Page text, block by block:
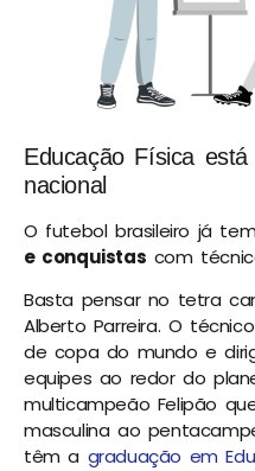
Educação Física
nacional
O futebol brasileiro já
e conquistas com
Basta pensar no tetra
Alberto Parreira. O
de copa do mundo e
equipes ao redor do
multicampeão Felipão
masculina ao
têm a graduação em